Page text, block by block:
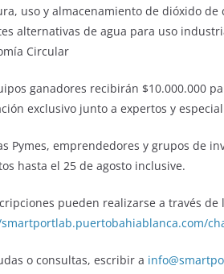
uso y almacenamiento de dióxido de
alternativas de agua para uso
Circular
ganadores recibirán $10.000.000
exclusivo junto a expertos y
Pymes, emprendedores y grupos de
hasta el 25 de agosto inclusive.
pueden realizarse a través de
o consultas, escribir a